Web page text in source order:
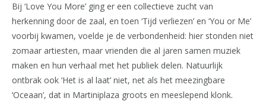
Bij ‘Love You More’ ging er een collectieve zucht van
herkenning door de zaal, en toen ‘Tijd verliezen’ en ‘You or Me’
voorbij kwamen, voelde je de verbondenheid: hier stonden niet
zomaar artiesten, maar vrienden die al jaren samen muziek
maken en hun verhaal met het publiek delen. Natuurlijk
ontbrak ook ‘Het is al laat’ niet, net als het meezingbare
‘Oceaan’, dat in Martiniplaza groots en meeslepend klonk.